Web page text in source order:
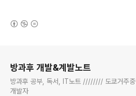
방과후 개발&계발노트
방과후 공부, 독서, IT노트 //////// 도쿄거주중인 프론트엔드
개발자